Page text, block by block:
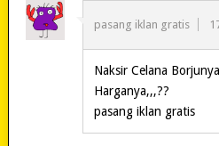
pasang iklan gratis
Naksir Celana
Harganya,,,??
pasang iklan gratis